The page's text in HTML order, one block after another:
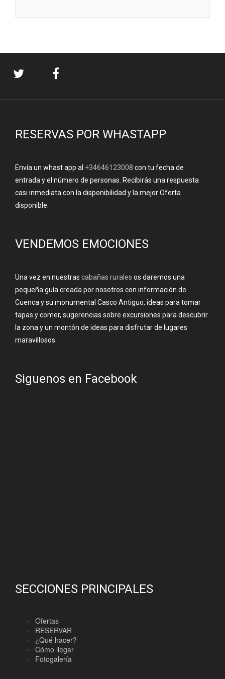
RESERVAS POR WHASTAPP
Envía un whast app al +34646123008 con tu fecha de
entrada y el número de personas. Recibirás una respuesta
casi inmediata con la disponibilidad y la mejor Oferta
disponible.
VENDEMOS EMOCIONES
Una vez en nuestras cabañas rurales os daremos una
pequeña guía creada por nosotros con información de
Cuenca y su monumental Casco Antiguo, ideas para tomar
tapas y comer, sugerencias sobre excursiones para descubrir
la zona y un montón de ideas para disfrutar de lugares
maravillosos.
Siguenos en Facebook
SECCIONES PRINCIPALES
Ofertas
RESERVAR
¿Qué hacer?
Cómo llegar
Fotogalería